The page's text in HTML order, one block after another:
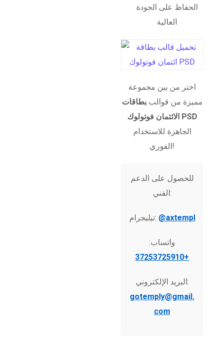
الحفاظ على الجودة
العالية
اختر من بين مجموعة
مميزة من قوالببطاقات
الائتمان فوتولوك PSD
الجاهزة للاستخدام
الفوري!
للحصول على الدعم
الفني:
تيليجرام: @axtempl
واتساب:
+37253725910
البريد الإلكتروني:
gotemply@gmail.
com